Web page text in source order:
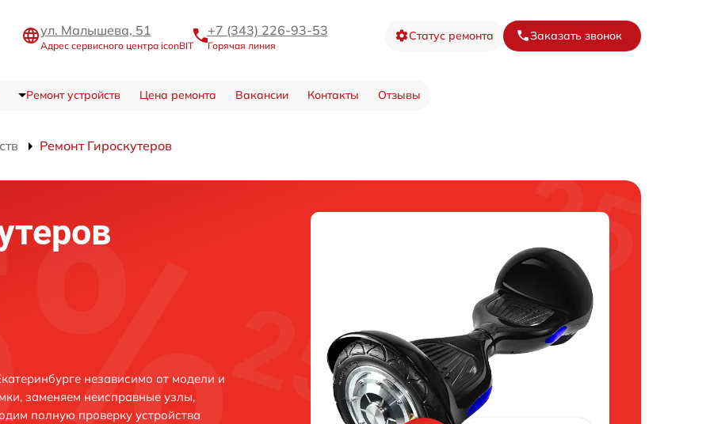
ул. Малышева, 51
Адрес сервисного центра iconBIT
+7 (343) 226-93-53
Горячая линия
Статус ремонта Заказать звонок
Ремонт устройств Цена ремонта Вакансии Контакты Отзывы
Ремонт Гироскутеров
независимо от модели и
заменяем неисправные узлы,
полную проверку устройства